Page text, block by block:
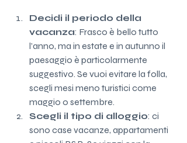
Decidi il periodo della
vacanza: Frasco è bello tutto
l’anno, ma in estate e in autunno il
paesaggio è particolarmente
suggestivo. Se vuoi evitare la folla,
scegli mesi meno turistici come
maggio o settembre.
Scegli il tipo di alloggio: ci
sono case vacanze, appartamenti